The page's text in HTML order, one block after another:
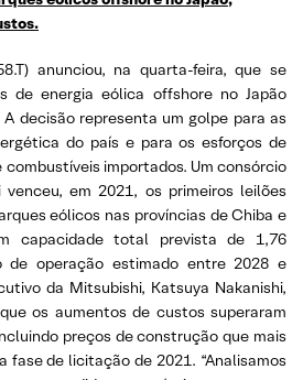
anunciou, na quarta-feira, que se
de energia eólica offshore no Japão
decisão representa um golpe para as
do país e para os esforços de
combustíveis importados. Um consórcio
em 2021, os primeiros leilões
eólicos nas províncias de Chiba e
capacidade total prevista de 1,76
de operação estimado entre 2028 e
da Mitsubishi, Katsuya Nakanishi,
os aumentos de custos superaram
preços de construção que mais
fase de licitação de 2021. “Analisamos